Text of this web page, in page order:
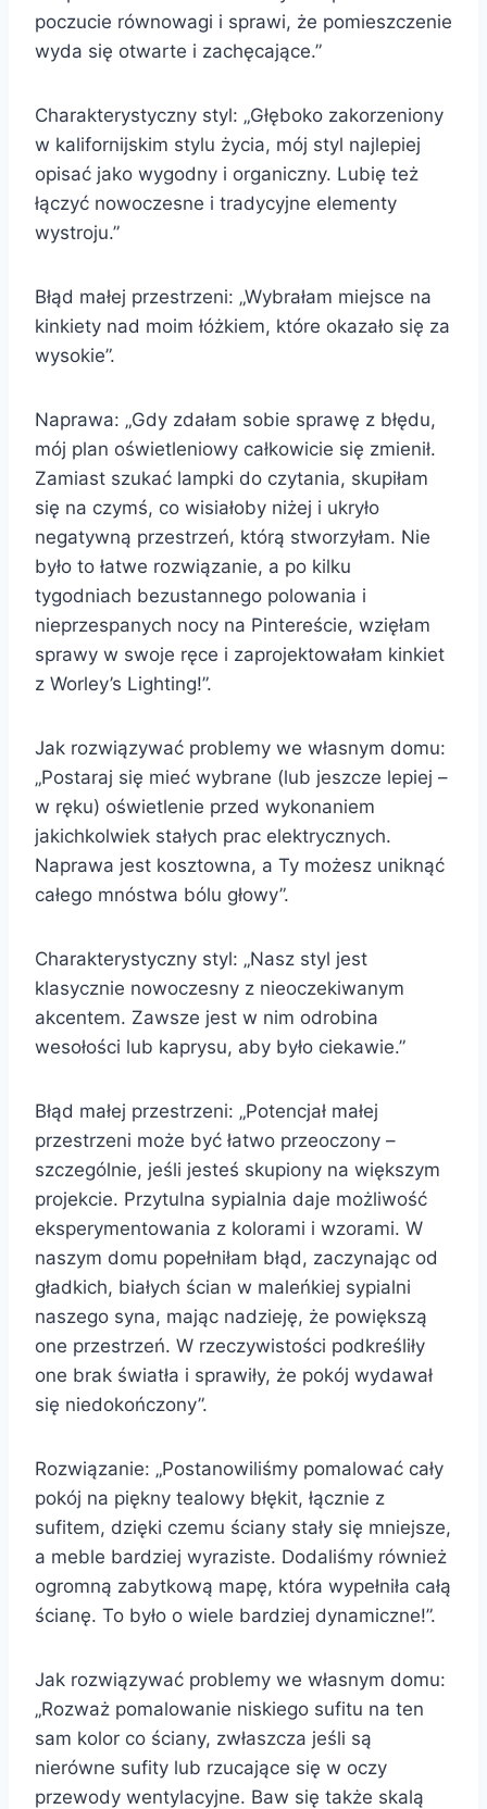
poczucie równowagi i sprawi, że pomieszczenie
wyda się otwarte i zachęcające.”
Charakterystyczny styl: „Głęboko zakorzeniony
w kalifornijskim stylu życia, mój styl najlepiej
opisać jako wygodny i organiczny. Lubię też
łączyć nowoczesne i tradycyjne elementy
wystroju.”
Błąd małej przestrzeni: „Wybrałam miejsce na
kinkiety nad moim łóżkiem, które okazało się za
wysokie”.
Naprawa: „Gdy zdałam sobie sprawę z błędu,
mój plan oświetleniowy całkowicie się zmienił.
Zamiast szukać lampki do czytania, skupiłam
się na czymś, co wisiałoby niżej i ukryło
negatywną przestrzeń, którą stworzyłam. Nie
było to łatwe rozwiązanie, a po kilku
tygodniach bezustannego polowania i
nieprzespanych nocy na Pintereście, wzięłam
sprawy w swoje ręce i zaprojektowałam kinkiet
z Worley’s Lighting!”.
Jak rozwiązywać problemy we własnym domu:
„Postaraj się mieć wybrane (lub jeszcze lepiej –
w ręku) oświetlenie przed wykonaniem
jakichkolwiek stałych prac elektrycznych.
Naprawa jest kosztowna, a Ty możesz uniknąć
całego mnóstwa bólu głowy”.
Charakterystyczny styl: „Nasz styl jest
klasycznie nowoczesny z nieoczekiwanym
akcentem. Zawsze jest w nim odrobina
wesołości lub kaprysu, aby było ciekawie.”
Błąd małej przestrzeni: „Potencjał małej
przestrzeni może być łatwo przeoczony –
szczególnie, jeśli jesteś skupiony na większym
projekcie. Przytulna sypialnia daje możliwość
eksperymentowania z kolorami i wzorami. W
naszym domu popełniłam błąd, zaczynając od
gładkich, białych ścian w maleńkiej sypialni
naszego syna, mając nadzieję, że powiększą
one przestrzeń. W rzeczywistości podkreśliły
one brak światła i sprawiły, że pokój wydawał
się niedokończony”.
Rozwiązanie: „Postanowiliśmy pomalować cały
pokój na piękny tealowy błękit, łącznie z
sufitem, dzięki czemu ściany stały się mniejsze,
a meble bardziej wyraziste. Dodaliśmy również
ogromną zabytkową mapę, która wypełniła całą
ścianę. To było o wiele bardziej dynamiczne!”.
Jak rozwiązywać problemy we własnym domu:
„Rozważ pomalowanie niskiego sufitu na ten
sam kolor co ściany, zwłaszcza jeśli są
nierówne sufity lub rzucające się w oczy
przewody wentylacyjne. Baw się także skalą